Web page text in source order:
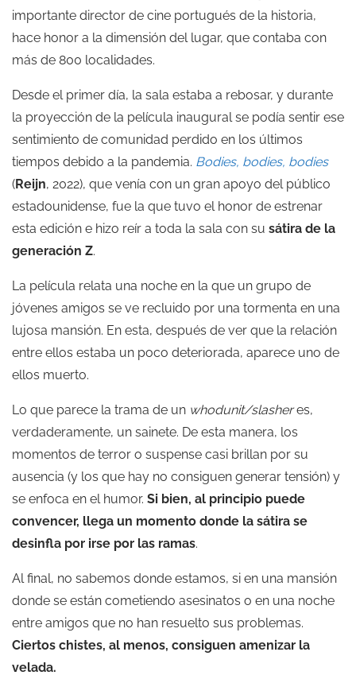
importante director de cine portugués de la historia,
hace honor a la dimensión del lugar, que contaba con
más de 800 localidades.
Desde el primer día, la sala estaba a rebosar, y durante
la proyección de la película inaugural se podía sentir ese
sentimiento de comunidad perdido en los últimos
tiempos debido a la pandemia. Bodies, bodies, bodies
(Reijn, 2022), que venía con un gran apoyo del público
estadounidense, fue la que tuvo el honor de estrenar
esta edición e hizo reír a toda la sala con su sátira de la
generación Z.
La película relata una noche en la que un grupo de
jóvenes amigos se ve recluido por una tormenta en una
lujosa mansión. En esta, después de ver que la relación
entre ellos estaba un poco deteriorada, aparece uno de
ellos muerto.
Lo que parece la trama de un whodunit/slasheres,
verdaderamente, un sainete. De esta manera, los
momentos de terror o suspense casi brillan por su
ausencia (y los que hay no consiguen generar tensión) y
se enfoca en el humor. Si bien, al principio puede
convencer, llega un momento donde la sátira se
desinfla por irse por las ramas.
Al final, no sabemos donde estamos, si en una mansión
donde se están cometiendo asesinatos o en una noche
entre amigos que no han resuelto sus problemas.
Ciertos chistes, al menos, consiguen amenizar la
velada.